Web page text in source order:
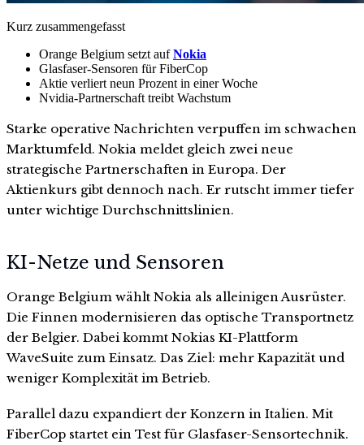
Kurz zusammengefasst
Orange Belgium setzt aufNokia
Glasfaser-Sensoren für FiberCop
Aktie verliert neun Prozent in einer Woche
Nvidia-Partnerschaft treibt Wachstum
Starke operative Nachrichten verpuffen im schwachen
Marktumfeld. Nokia meldet gleich zwei neue
strategische Partnerschaften in Europa. Der
Aktienkurs gibt dennoch nach. Er rutscht immer tiefer
unter wichtige Durchschnittslinien.
KI-Netze und Sensoren
Orange Belgium wählt Nokia als alleinigen Ausrüster.
Die Finnen modernisieren das optische Transportnetz
der Belgier. Dabei kommt Nokias KI-Plattform
WaveSuite zum Einsatz. Das Ziel: mehr Kapazität und
weniger Komplexität im Betrieb.
Parallel dazu expandiert der Konzern in Italien. Mit
FiberCop startet ein Test für Glasfaser-Sensortechnik.